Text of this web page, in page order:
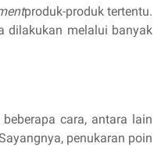
produk-produk tertentu.
dilakukan melalui banyak
cara, antara lain
penukaran poin